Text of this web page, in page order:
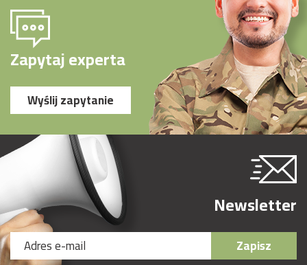
Zapytaj experta
Wyślij zapytanie
Newsletter
Zapisz